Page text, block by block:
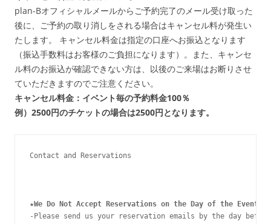
plan-Bオフィシャルメールからご予約完了のメール受け取った
後に、ご予約の取り消しをされる場合はキャンセル料が発生い
たします。 キャンセル料金は指定の口座へお振込となります
（振込手数料はお客様のご負担になります）。また、キャンセ
ル料のお振込が確認できない方は、以後のご来場はお断りさせ
ていただきますのでご注意ください。
キャンセル料金：イベント毎の予約料金100％
例）2500円のチケットの場合は2500円となります。
Contact and Reservations
★We Do Not Accept Reservations on the Day of the Event
-Please send us your reservation emails by the day